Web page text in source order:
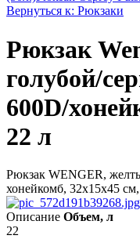
Вернуться к: Рюкзаки
Рюкзак
голубой/
600D/
22 л
Рюкзак WENGER,
хонейкомб, 32x15x45
Описание Объем, л
22